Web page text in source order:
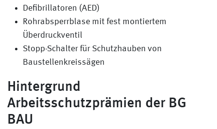
Defibrillatoren (AED)
Rohrabsperrblase mit fest montiertem
Überdruckventil
Stopp-Schalter für Schutzhauben von
Baustellenkreissägen
Hintergrund
Arbeitsschutzprämien der BG
BAU